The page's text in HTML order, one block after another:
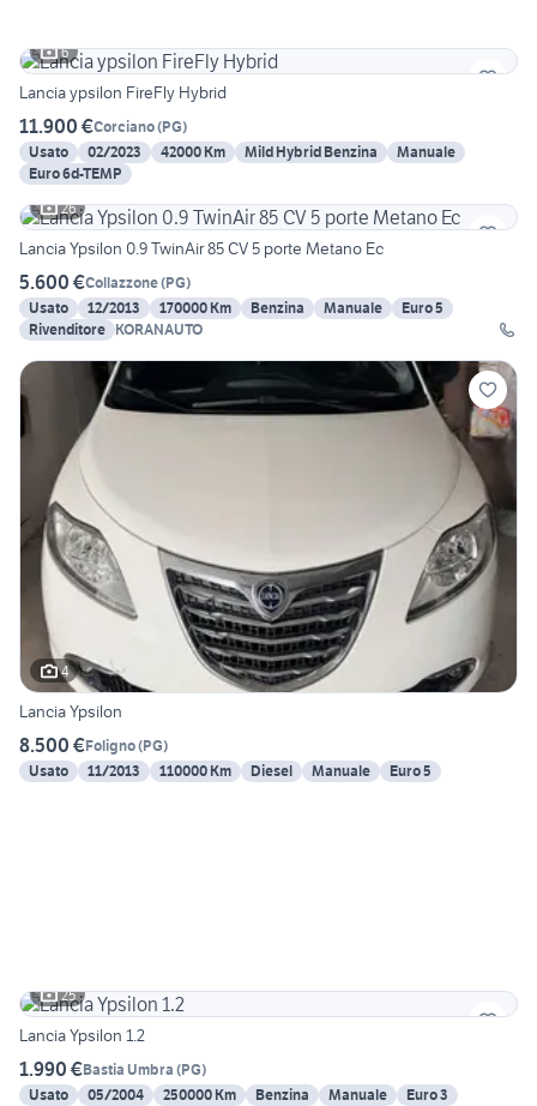
6
Lancia ypsilon FireFly Hybrid
11.900 €Corciano(PG)
Usato
02/2023 42000 Km Mild Hybrid Benzina
Manuale
Euro 6d-TEMP
26
Lancia Ypsilon 0.9 TwinAir 85 CV 5 porte Metano Ec
5.600 €Collazzone(PG)
Usato
12/2013 170000 Km Benzina Manuale
Euro 5
Rivenditore KORANAUTO
4
Lancia Ypsilon
8.500 €Foligno(PG)
Usato
11/2013 110000 Km Diesel Manuale Euro 5
25
Lancia Ypsilon 1.2
1.990 €Bastia Umbra (PG)
Usato
05/2004 250000 Km Benzina Manuale
Euro 3